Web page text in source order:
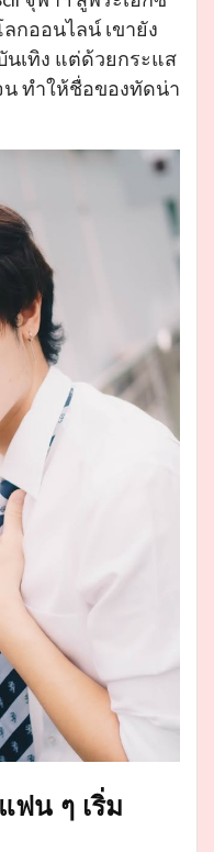
กออนไลน์ เขายัง
นเทิง แต่ด้วยกระแส
ทำให้ชื่อของทัดน่า
ฟน ๆ เริ่ม